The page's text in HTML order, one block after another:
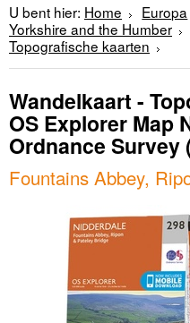
U bent hier: Home Europa
Yorkshire and the Humber
Topografische kaarten
Wandelkaart -
OS Explorer Map
Ordnance Survey
Fountains Abbey,